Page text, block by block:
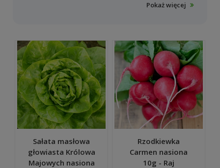
kto choć raz pokusił się o uprawę warzyw,
sałata z własnego warzywnika to zdrowy
posiłek i rozkosz dla podniebienia. Sama
uprawa nie jest trudna. Nasiona
pochodzące od uznanych producentów,
są gwarancją obfitych wschodów i
satysfakcjonujących plonów.
Co ważne, do stworzenia warzywnika nie
potrzeba wielkiej przestrzeni. Wybrane
również na balkonie, czy tarasie.
Pokaż więcej
Sałata masłowa
głowiasta Królowa
Majowych nasiona
Rzodkiewka
Carmen nasiona
10g - Raj